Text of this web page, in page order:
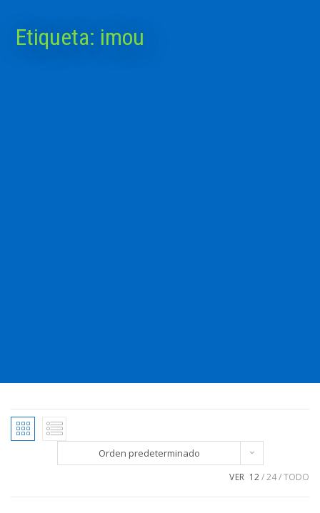
Etiqueta: imou
Orden predeterminado
VER 12 24 TODO